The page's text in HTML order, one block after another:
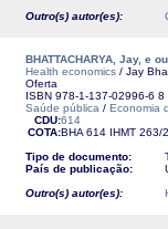
Outro(s) autor(es):
BHATTACHARYA, Jay, e
Health economics / Jay
Oferta
ISBN 978-1-137-02996-6 8
Saúde pública / Economia
CDU:614
COTA:BHA 614 IHMT 263/
Tipo de documento:
País de publicação:
Outro(s) autor(es):